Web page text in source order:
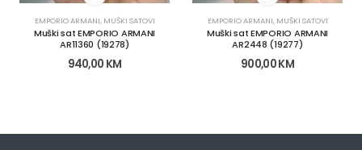
EMPORIO ARMANI, MUŠKI SATOVI
Muški sat EMPORIO ARMANI
AR11360 (19278)
940,00 KM
EMPORIO ARMANI, MUŠKI SATOVI
Muški sat EMPORIO ARMANI
AR2448 (19277)
900,00KM